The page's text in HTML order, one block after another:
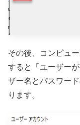
その後、コンピュ
すると「ユーザー
ザー名とパスワー
ります。